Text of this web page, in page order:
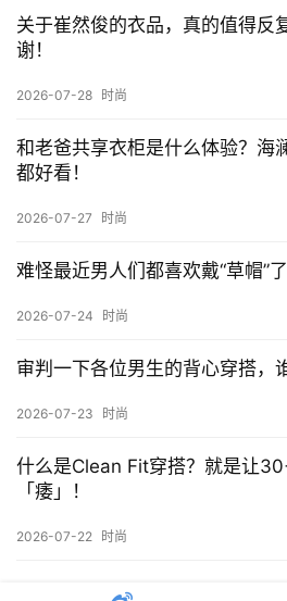
关于崔然俊的衣品，真的值得反
谢！
2026-07-28 时尚
和老爸共享衣柜是什么体验？海
都好看！
2026-07-27 时尚
难怪最近男人们都喜欢戴“草帽”
2026-07-24 时尚
审判一下各位男生的背心穿搭，
2026-07-23 时尚
什么是Clean Fit穿搭？就是让
「痿」！
2026-07-22 时尚